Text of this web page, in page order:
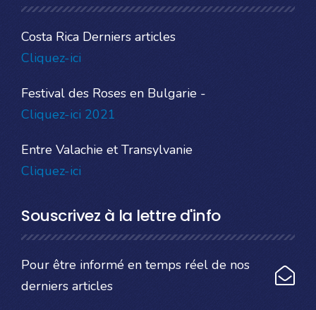
Costa Rica Derniers articles
Cliquez-ici
Festival des Roses en Bulgarie -
Cliquez-ici 2021
Entre Valachie et Transylvanie
Cliquez-ici
Souscrivez à la lettre d'info
Pour être informé en temps réel de nos
derniers articles